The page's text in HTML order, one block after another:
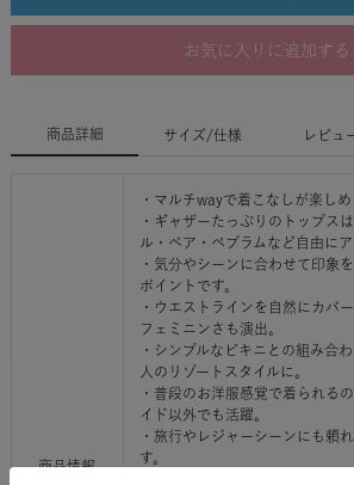
お気に入りに追加する
商品詳細 サイズ/仕様 レビュ
商品情報
・マルチwayで着こなしが楽しめ
・ギャザーたっぷりのトップス
ル・ベア・ペプラムなど自由にア
・気分やシーンに合わせて印象
ポイントです。
・ウエストラインを自然にカバ
フェミニンさも演出。
・シンプルなビキニとの組み合
人のリゾートスタイルに。
・普段のお洋服感覚で着られる
イド以外でも活躍。
・旅行やレジャーシーンにも頼
す。